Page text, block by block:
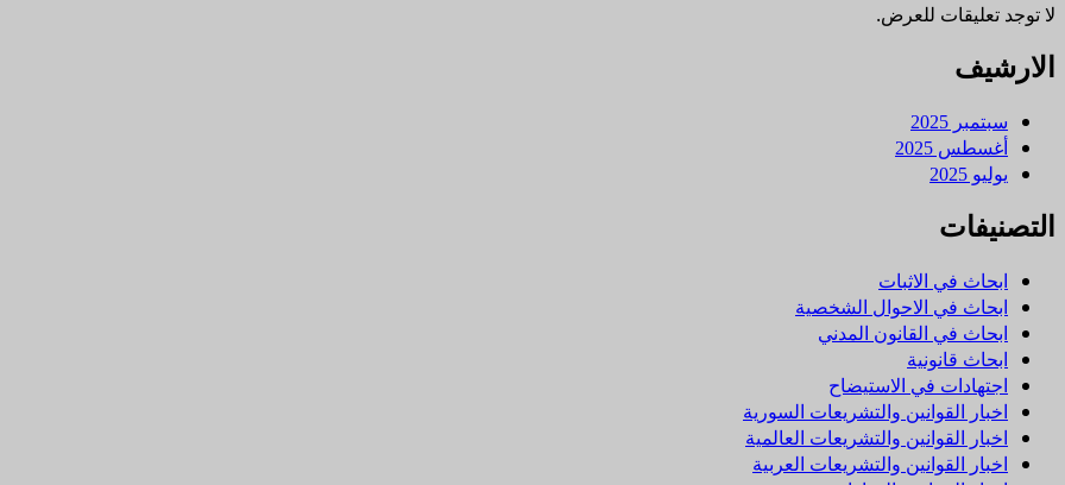
لا توجد تعليقات للعرض.
الارشيف
سبتمبر 2025
أغسطس 2025
يوليو 2025
التصنيفات
ابحاث في الاثبات
ابحاث في الاحوال الشخصية
ابحاث في القانون المدني
ابحاث قانونية
اجتهادات في الاستيضاح
اخبار القوانين والتشريعات السورية
اخبار القوانين والتشريعات العالمية
اخبار القوانين والتشريعات العربية